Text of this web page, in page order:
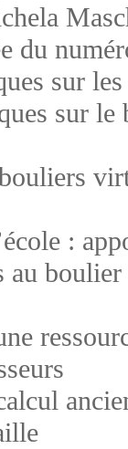
du
sur
sur
:
au